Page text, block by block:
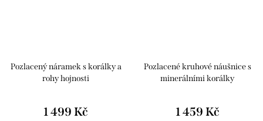
Pozlacený náramek s korálky a
rohy hojnosti
1 499 Kč
Pozlacené kruhové náušnice s
minerálními korálky
1 459 Kč